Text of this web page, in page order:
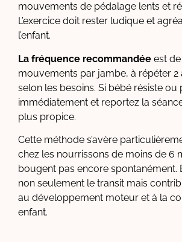
mouvements de pédalage lents et
L’exercice doit rester ludique et
l’enfant.
La fréquence recommandée est de
mouvements par jambe, à répéter 2
selon les besoins. Si bébé résiste ou
immédiatement et reportez la
plus propice.
Cette méthode s’avère
chez les nourrissons de moins de 6
bougent pas encore spontanément.
non seulement le transit mais
au développement moteur et à la
enfant.